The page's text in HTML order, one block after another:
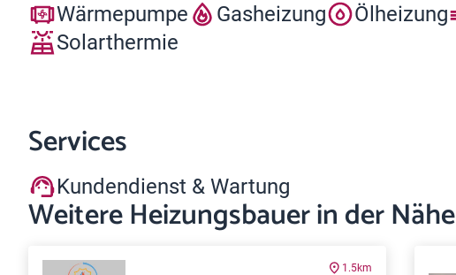
Wärmepumpe Gasheizung Ölheizung
Solarthermie
Services
Kundendienst & Wartung
Weitere Heizungsbauer in der Nähe
1.5km